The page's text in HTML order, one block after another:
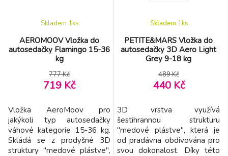
AEROMOOV Vložka do
autosedačky Flamingo 15-36
kg
Skladem 1ks
777 Kč
719 Kč
Vložka AeroMoov pro
jakýkoli typ autosedačky
váhové kategorie 15-36 kg.
Skládá se z prodyšné 3D
struktury "medové plástve",
PETITE&MARS Vložka do
autosedačky 3D Aero Light
Grey 9-18 kg
Skladem 1ks
489 Kč
440 Kč
3D vrstva využívá
šestihrannou strukturu
"medové plástve", která je
od pradávna obdivována pro
svou dokonalost. Díky této